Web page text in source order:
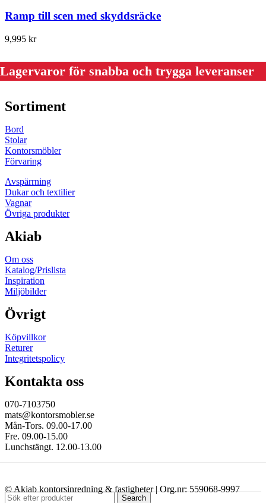
Ramp till scen med skyddsräcke
9,995 kr
Lagervaror för snabba och trygga leveranser
Sortiment
Bord
Stolar
Kontorsmöbler
Förvaring
Avspärrning
Dukar och textilier
Vagnar
Övriga produkter
Akiab
Om oss
Katalog/Prislista
Inspiration
Miljöbilder
Övrigt
Köpvillkor
Returer
Integritetspolicy
Kontakta oss
070-7103750
mats@kontorsmobler.se
Mån-Tors. 09.00-17.00
Fre. 09.00-15.00
Lunchstängt. 12.00-13.00
© Akiab kontorsinredning & fastigheter | Org.nr: 559068-9997
Search